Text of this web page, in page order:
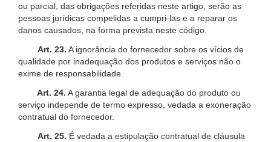
ou parcial, das obrigações referidas neste artigo, serão as
pessoas jurídicas compelidas a cumpri-las e a reparar os
danos causados, na forma prevista neste código.
Art. 23. A ignorância do fornecedor sobre os vícios de
qualidade por inadequação dos produtos e serviços não o
exime de responsabilidade.
Art. 24. A garantia legal de adequação do produto ou
serviço independe de termo expresso, vedada a exoneração
contratual do fornecedor.
Art. 25. É vedada a estipulação contratual de cláusula